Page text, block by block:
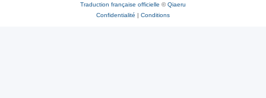
Traduction française officielle ©Qiaeru
Confidentialité | Conditions